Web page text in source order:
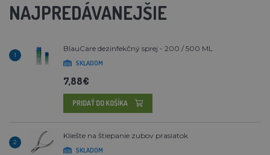
NAJPREDÁVANEJŠIE
1
BlauCare dezinfekčný sprej - 200 / 500 ML
SKLADOM
7,88€
PRIDAŤ DO KOŠÍKA
2
Kliešte na štiepanie zubov prasiatok
SKLADOM